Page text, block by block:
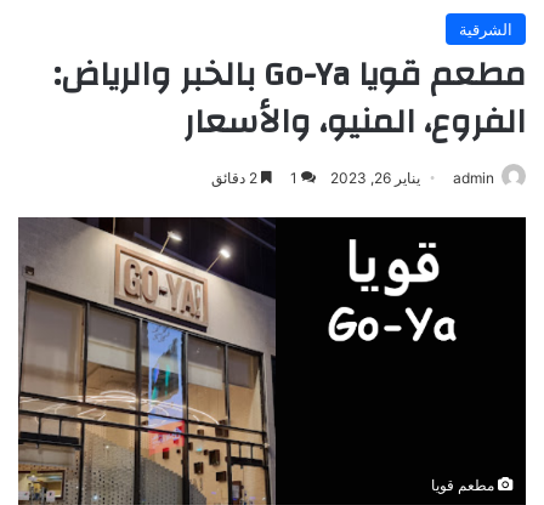
الشرقية
مطعم قويا Go-Ya بالخبر والرياض:
الفروع، المنيو، والأسعار
admin يناير 26, 2023 1
مطعم قويا